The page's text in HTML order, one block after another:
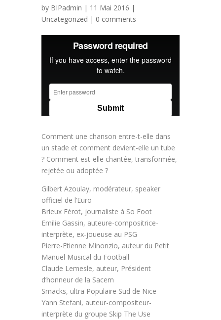
by BIPadmin | 11 Mai 2016 |
Uncategorized | 0 comments
Comment une chanson entre-t-elle dans
un stade et comment devient-elle un tube
? Comment est-elle chantée, transformée,
rejetée ou adoptée ?
Gilbert Azoulay, modérateur, speaker
officiel de l’Euro
Brieux Férot, journaliste à So Foot
Emilie Gassin, auteure-compositrice-
interprète, ex-joueuse au PSG
Pierre-Etienne Minonzio, auteur du Petit
Manuel Musical du Football
Claude Lemesle, auteur, Président
d’honneur de la Sacem
Smacks, ultra Populaire Sud de Nice
Yann Stefani, auteur-compositeur-
interprète du groupe Skip The Use